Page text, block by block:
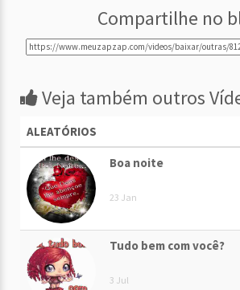
Compartilhe no
Veja também outros
ALEATÓRIOS
Boa noite
23 Jan
Tudo bem com você?
3 Jul